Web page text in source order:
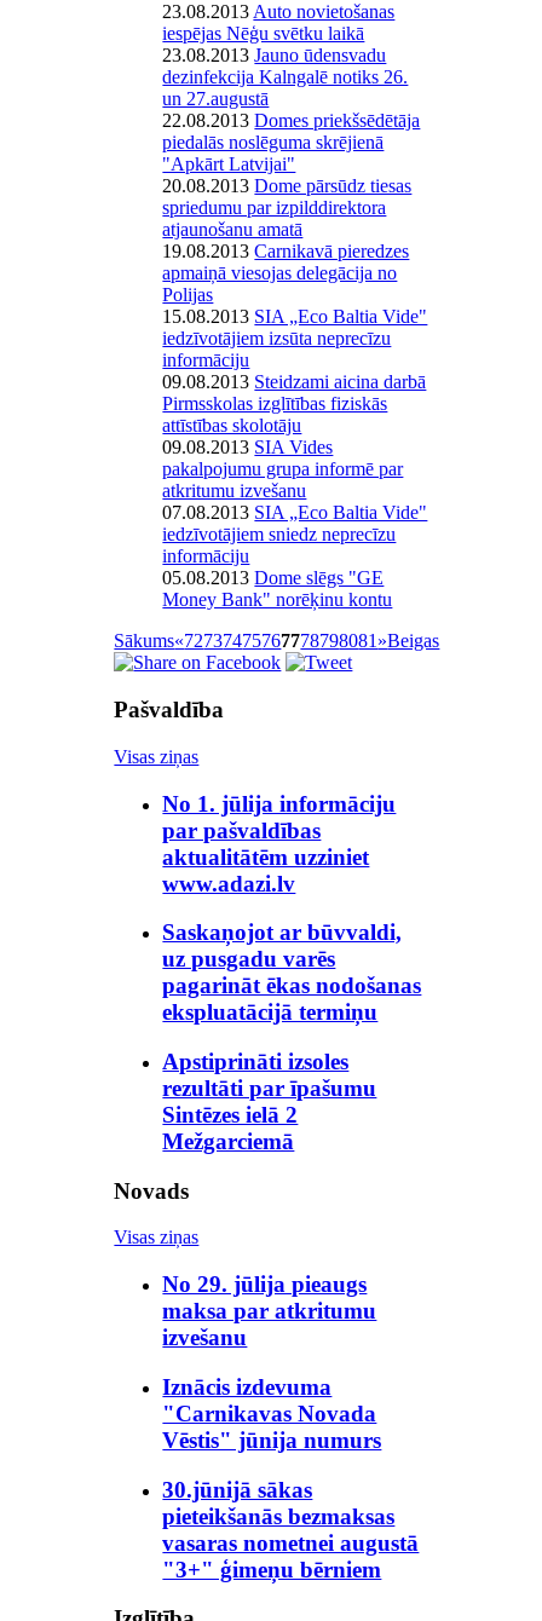
23.08.2013 Auto novietošanas
iespējas Nēģu svētku laikā
23.08.2013Jauno ūdensvadu
dezinfekcija Kalngalē notiks 26.
un 27.augustā
22.08.2013Domes priekšsēdētāja
piedalās noslēguma skrējienā
"Apkārt Latvijai"
20.08.2013Dome pārsūdz tiesas
spriedumu par izpilddirektora
atjaunošanu amatā
19.08.2013Carnikavā pieredzes
apmaiņā viesojas delegācija no
Polijas
15.08.2013 SIA „Eco Baltia Vide"
iedzīvotājiem izsūta neprecīzu
informāciju
09.08.2013 Steidzami aicina darbā
Pirmsskolas izglītības fiziskās
attīstības skolotāju
09.08.2013 SIA Vides
pakalpojumu grupa informē par
atkritumu izvešanu
07.08.2013 SIA „Eco Baltia Vide"
iedzīvotājiem sniedz neprecīzu
informāciju
05.08.2013Dome slēgs "GE
Money Bank" norēķinu kontu
Sākums«72737475767778798081 »Beigas
Pašvaldība
Visas ziņas
No 1. jūlija informāciju
par pašvaldības
aktualitātēm uzziniet
www.adazi.lv
Saskaņojot ar būvvaldi,
uz pusgadu varēs
pagarināt ēkas nodošanas
ekspluatācijā termiņu
Apstiprināti izsoles
rezultāti par īpašumu
Sintēzes ielā 2
Mežgarciemā
Novads
Visas ziņas
No 29. jūlija pieaugs
maksa par atkritumu
izvešanu
Iznācis izdevuma
"Carnikavas Novada
Vēstis" jūnija numurs
30.jūnijā sākas
pieteikšanās bezmaksas
vasaras nometnei augustā
"3+" ģimeņu bērniem